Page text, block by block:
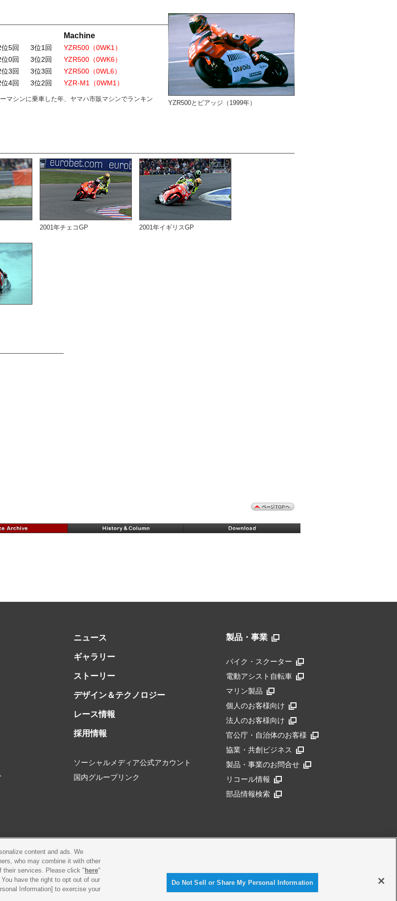
YZR500とビアッジ（1999年）
Machine
位5回 3位1回
YZR500（0WK1）
位0回 3位2回
YZR500（0WK6）
位3回 3位3回
YZR500（0WL6）
位4回 3位2回 YZR-M1（0WM1）
マシンに乗車した年、ヤマハ市販マシンでランキン
2001年チェコGP 2001年イギリスGP
ニュース
ギャラリー
ストーリー
デザイン＆テクノロジー
レース情報
採用情報
ソーシャルメディア公式アカウント
国内グループリンク
製品・事業
バイク・スクーター
電動アシスト自転車
マリン製品
個人のお客様向け
法人のお客様向け
官公庁・自治体のお客様
協業・共創ビジネス
製品・事業のお問合せ
リコール情報
部品情報検索
ライバシーポリシー Cookieポリシー
物営業法に基づく表示
content and ads. We
who may combine it with other
their services. Please click " here"
have the right to opt out of our
Information] to exercise your
Do Not Sell or Share My Personal Information